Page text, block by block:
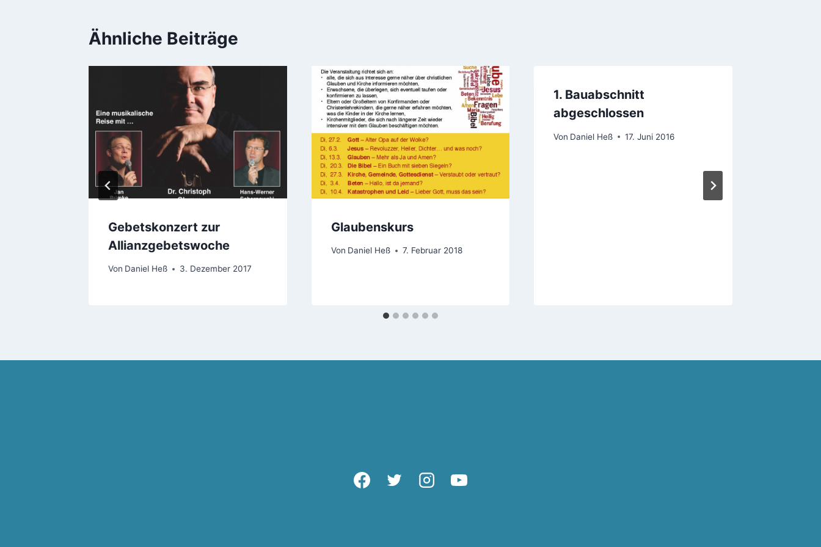
Ähnliche Beiträge
Gebetskonzert zur
Allianzgebetswoche
Von Daniel Heß 3. Dezember 2017
Glaubenskurs
Von Daniel Heß 7. Februar 2018
1. Bauabschnitt
abgeschlossen
Von Daniel Heß 17. Juni 2016